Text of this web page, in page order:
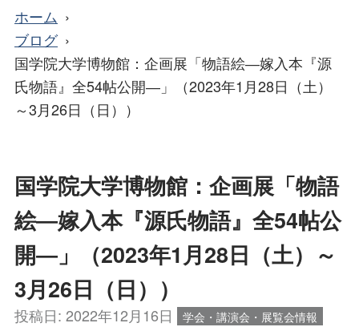
ホーム
ブログ
国学院大学博物館：企画展「物語絵―嫁入本『源
氏物語』全54帖公開―」（2023年1月28日（土）
～3月26日（日））
国学院大学博物館：企画展「物語
絵―嫁入本『源氏物語』全54帖公
開―」（2023年1月28日（土）～
3月26日（日））
投稿日: 2022年12月16日 学会・講演会・展覧会情報